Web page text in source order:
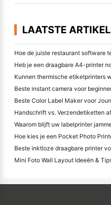
LAATSTE
Beste instant camera voor
Waarom blijft uw labelprinter